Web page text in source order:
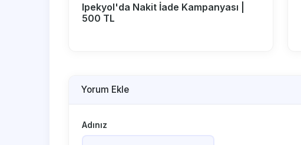
Ipekyol'da Nakit İade Kampanyası |
500 TL
Yorum Ekle
Adınız